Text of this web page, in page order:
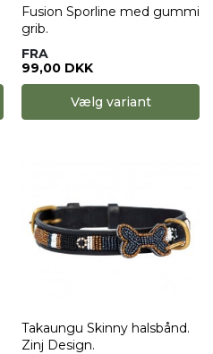
Fusion Sporline med gummi
grib.
FRA
99,00 DKK
Vælg variant
Takaungu Skinny halsbånd.
Zinj Design.